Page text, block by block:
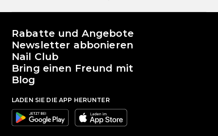
Die Welt von Passione Beauty
Rabatte und Angebote
Newsletter abbonieren
Nail Club
Bring einen Freund mit
Blog
LADEN SIE DIE APP HERUNTER
Google Apple